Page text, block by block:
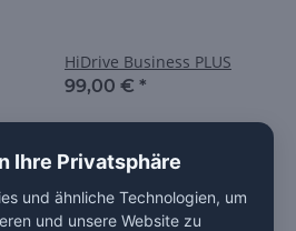
HiDrive Business PLUS
99,00 € *
Ihre Privatsphäre
und ähnliche Technologien, um
und unsere Website zu